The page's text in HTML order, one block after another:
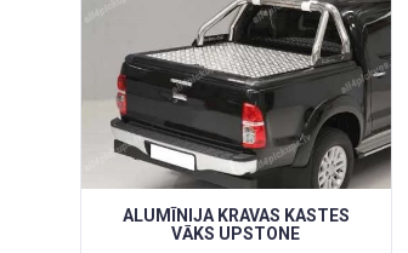
ALUMĪNIJA KRAVAS KASTES
VĀKS UPSTONE